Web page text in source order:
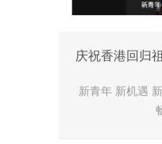
庆祝香港回归
新青年 新机遇